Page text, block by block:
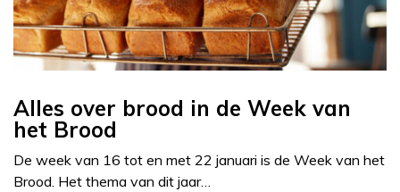
Alles over brood in de Week van
het Brood
De week van 16 tot en met 22 januari is de Week van het
Brood. Het thema van dit jaar…